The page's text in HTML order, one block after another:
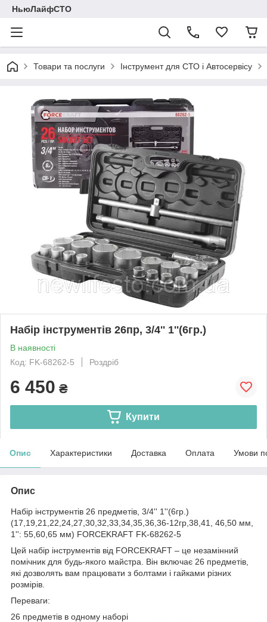
НьюЛайфСТО
Товари та послуги Інструмент для СТО і Автосервісу
Набір інструментів 26пр, 3/4'' 1''(6гр.)
В наявності
Код: FK-68262-5
Роздріб
6 450 ₴
Купити
Опис Характеристики Доставка Оплата Умови
Опис
Набір інструментів 26 предметів, 3/4'' 1''(6гр.)
(17,19,21,22,24,27,30,32,33,34,35,36,36-12гр,38,41, 46,50 мм,
1'': 55,60,65 мм) FORCEKRAFT FK-68262-5
Цей набір інструментів від FORCEKRAFT – це незамінний
помічник для будь-якого майстра. Він включає 26 предметів,
які дозволять вам працювати з болтами і гайками різних
розмірів.
Переваги:
26 предметів в одному наборі